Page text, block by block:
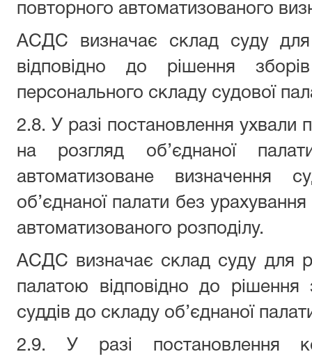
повторного автоматизованого
АСДС визначає склад суду
відповідно до рішення
персонального складу судової
2.8. У разі постановлення ухвали
на розгляд об’єднаної
автоматизоване визначення
об’єднаної палати без урахування
автоматизованого розподілу.
АСДС визначає склад суду для
палатою відповідно до рішення
суддів до складу об’єднаної
2.9. У разі постановлення